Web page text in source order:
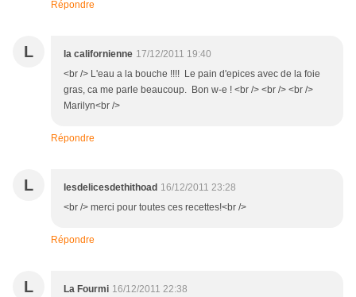
Répondre
L la californienne 17/12/2011 19:40
<br /> L'eau a la bouche !!!! Le pain d'epices avec de la foie
gras, ca me parle beaucoup. Bon w-e ! <br /> <br /> <br />
Marilyn<br />
Répondre
L lesdelicesdethithoad 16/12/2011 23:28
<br /> merci pour toutes ces recettes!<br />
Répondre
L La Fourmi 16/12/2011 22:38